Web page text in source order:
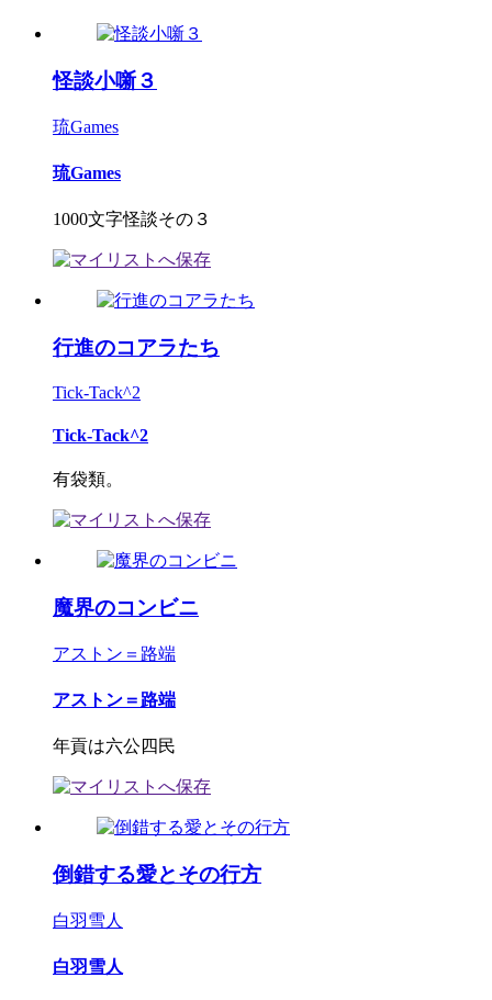
怪談小噺３
琉Games
琉Games
1000文字怪談その３
行進のコアラたち
Tick-Tack^2
Tick-Tack^2
有袋類。
魔界のコンビニ
アストン＝路端
アストン＝路端
年貢は六公四民
倒錯する愛とその行方
白羽雪人
白羽雪人